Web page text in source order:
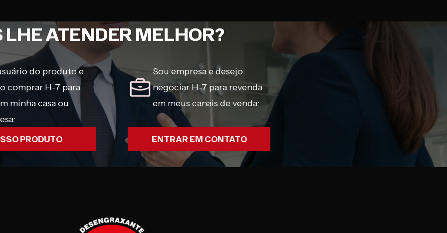
ATENDER MELHOR?
do produto e
comprar H-7 para
minha casa ou
PRODUTO
Sou empresa e desejo
negociar H-7 para revenda
em meus canais de venda:
ENTRAR EM CONTATO